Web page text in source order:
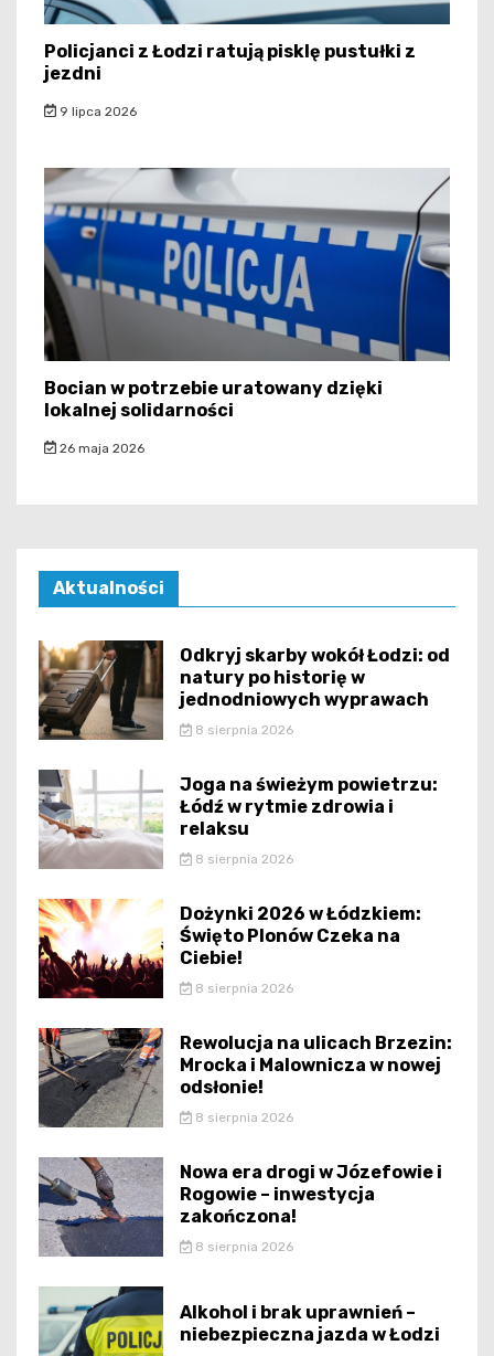
Policjanci z Łodzi ratują pisklę pustułki z
jezdni
9 lipca 2026
Bocian w potrzebie uratowany dzięki
lokalnej solidarności
26 maja 2026
Aktualności
Odkryj skarby wokół Łodzi: od
natury po historię w
jednodniowych wyprawach
8 sierpnia 2026
Joga na świeżym powietrzu:
Łódź w rytmie zdrowia i
relaksu
8 sierpnia 2026
Dożynki 2026 w Łódzkiem:
Święto Plonów Czeka na
Ciebie!
8 sierpnia 2026
Rewolucja na ulicach Brzezin:
Mrocka i Malownicza w nowej
odsłonie!
8 sierpnia 2026
Nowa era drogi w Józefowie i
Rogowie – inwestycja
zakończona!
8 sierpnia 2026
Alkohol i brak uprawnień –
niebezpieczna jazda w Łodzi